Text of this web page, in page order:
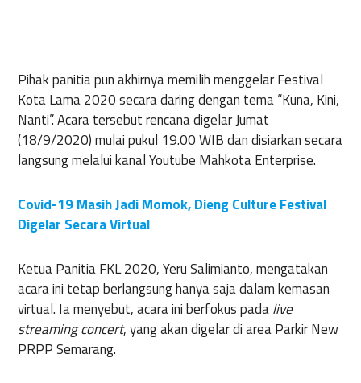
Pihak panitia pun akhirnya memilih menggelar Festival
Kota Lama 2020 secara daring dengan tema “Kuna, Kini,
Nanti”. Acara tersebut rencana digelar Jumat
(18/9/2020) mulai pukul 19.00 WIB dan disiarkan secara
langsung melalui kanal Youtube Mahkota Enterprise.
Covid-19 Masih Jadi Momok, Dieng Culture Festival
Digelar Secara Virtual
Ketua Panitia FKL 2020, Yeru Salimianto, mengatakan
acara ini tetap berlangsung hanya saja dalam kemasan
virtual. Ia menyebut, acara ini berfokus padalive
streaming concert, yang akan digelar di area Parkir New
PRPP Semarang.